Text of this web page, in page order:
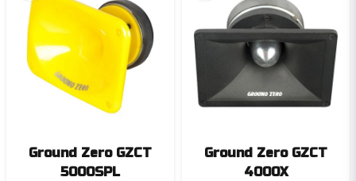
Ground Zero GZCT
5000SPL
Ground Zero GZCT
4000X